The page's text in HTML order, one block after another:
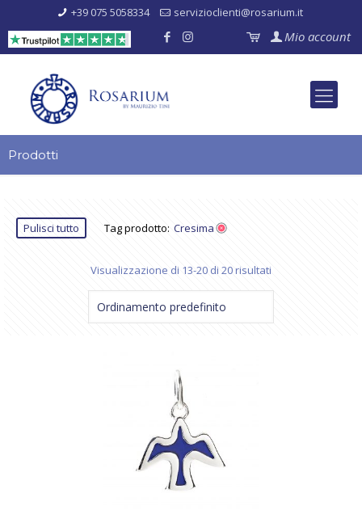
+39 075 5058334 servizioclienti@rosarium.it
Mio account
Prodotti
Pulisci tutto Tag prodotto: Cresima
Visualizzazione di 13-20 di 20 risultati